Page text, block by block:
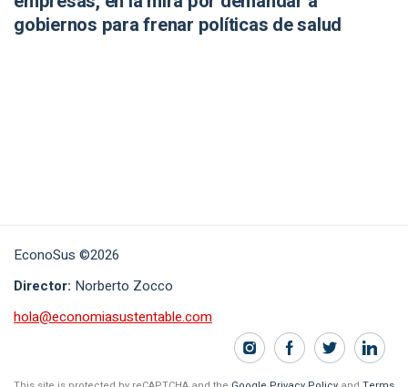
gobiernos para frenar políticas de salud
EconoSus ©2026
Director: Norberto Zocco
hola@economiasustentable.com